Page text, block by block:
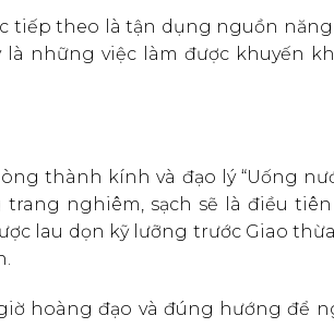
tiếp theo là tận dụng nguồn
những việc làm được khuyến
thành kính và đạo lý “Uống
nghiêm, sạch sẽ là điều tiên
lau dọn kỹ lưỡng trước Giao
hoàng đạo và đúng hướng để